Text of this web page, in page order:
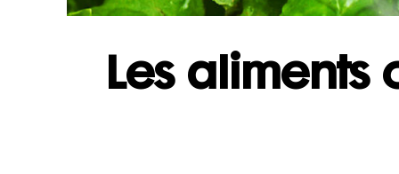
Les aliments